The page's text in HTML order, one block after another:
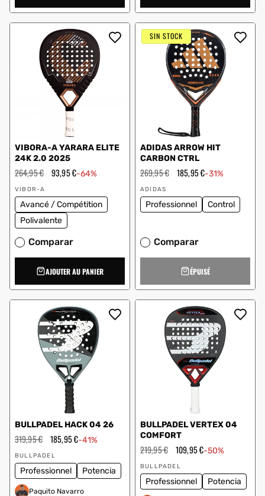
VIBORA-A YARARA ELITE
24K 2.0 2025
Prix
régulier
264,95 € Prix
93,95 €-64%
Vendeur
:
VIBOR-A
Avancé / Compétition
Polivalente
Comparar
AJOUTER AU PANIER
SIN STOCK
ADIDAS ARROW HIT
CARBON CTRL
Prix
régulier
269,95 € Prix
en
185,95 €-31%
Vendeur
:
ADIDAS
Professionnel Control
Comparar
ÉPUISÉ
BULLPADEL HACK 04 26
Prix
régulier
319,95 € Prix
en
solde
185,95 €-41%
Vendeur
:
BULLPADEL
Professionnel Potencia
Paquito Navarro
BULLPADEL VERTEX 04
COMFORT
Prix
régulier
219,95 € Prix
solde
109,95 €-50%
Vendeur
:
BULLPADEL
Professionnel Potencia